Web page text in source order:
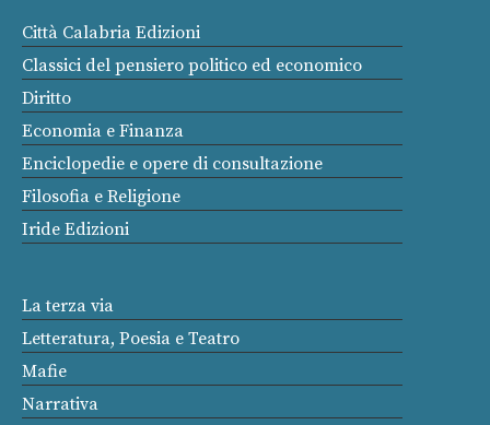
Città Calabria Edizioni
Classici del pensiero politico ed economico
Diritto
Economia e Finanza
Enciclopedie e opere di consultazione
Filosofia e Religione
Iride Edizioni
La terza via
Letteratura, Poesia e Teatro
Mafie
Narrativa